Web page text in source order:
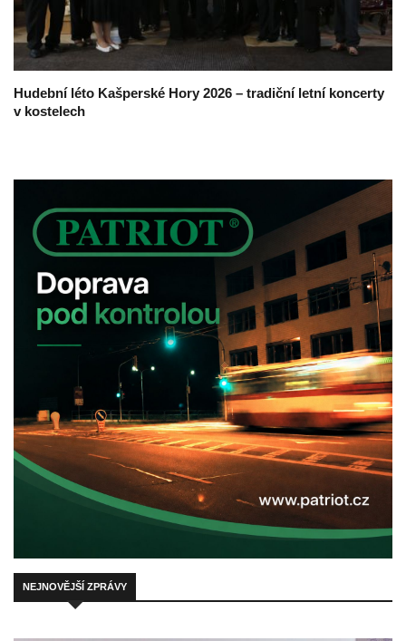
Hudební léto Kašperské Hory 2026 – tradiční letní koncerty
v kostelech
NEJNOVĚJŠÍ ZPRÁVY